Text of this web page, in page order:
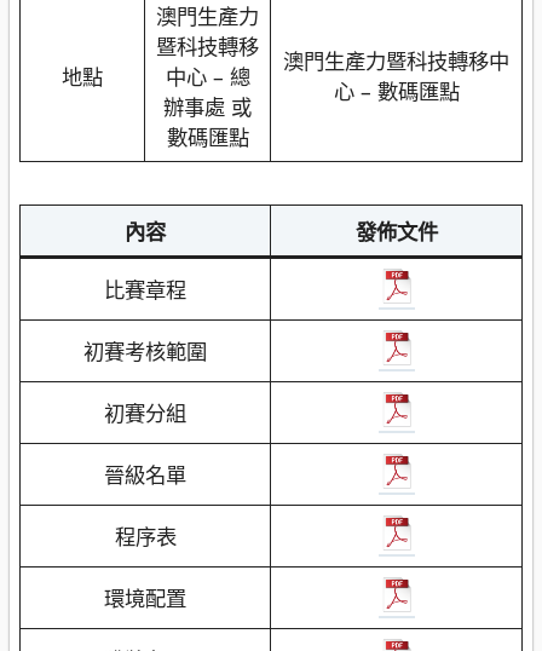
地點
澳門生產力
暨科技轉移
中心 – 總
辦事處 或
數碼匯點
澳門生產力暨科技轉移中
心 – 數碼匯點
內容
發佈文件
比賽章程
初賽考核範圍
初賽分組
晉級名單
程序表
環境配置